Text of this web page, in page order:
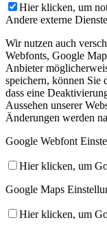
Hier klicken, um
Andere externe Dienste
Wir nutzen auch
Webfonts, Google
Anbieter
speichern, können Sie
dass eine
Aussehen unserer
Änderungen werden
Google Webfont
Hier klicken, um
Google Maps
Hier klicken, um